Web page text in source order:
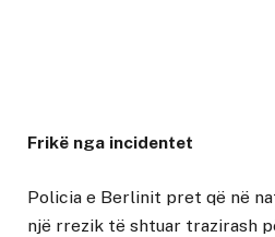
Frikë nga incidentet
Policia e Berlinit pret që në
një rrezik të shtuar trazirash